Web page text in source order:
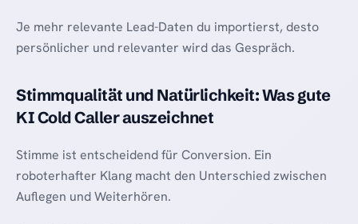
Je mehr relevante Lead-Daten du importierst, desto
persönlicher und relevanter wird das Gespräch.
Stimmqualität und Natürlichkeit: Was gute
KI Cold Caller auszeichnet
Stimme ist entscheidend für Conversion. Ein
roboterhafter Klang macht den Unterschied zwischen
Auflegen und Weiterhören.